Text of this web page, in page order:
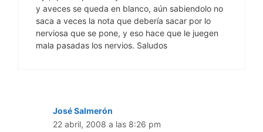
y aveces se queda en blanco, aún sabiendolo no
saca a veces la nota que debería sacar por lo
nerviosa que se pone, y eso hace que le juegen
mala pasadas los nervios. Saludos
José Salmerón
22 abril, 2008 a las 8:26 pm